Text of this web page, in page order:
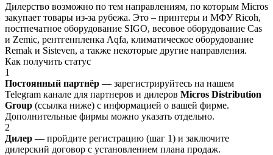
Дилерство возможно по тем направлениям, по которым Micros
закупает товары из-за рубежа. Это – принтеры и МФУ Ricoh,
постпечатное оборудование SIGO, весовое оборудование Cas
и Zemic, рентгенпленка Aqfa, климатическое оборудование
Remak и Sisteven, а также некоторые другие направления.
Как получить статус
1
Постоянный партнёр — зарегистрируйтесь на нашем
Telegram канале для партнеров и дилеров Micros Distribution
Group (ссылка ниже) с информацией о вашей фирме.
Дополнительные фирмы можно указать отдельно.
2
Дилер — пройдите регистрацию (шаг 1) и заключите
дилерский договор с установлением плана продаж.